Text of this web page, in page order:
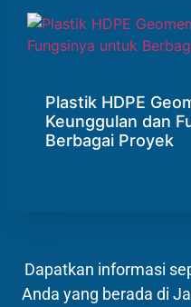
Plastik HDPE
Keunggulan dan
Berbagai Proyek
Dapatkan informasi
Anda yang berada di